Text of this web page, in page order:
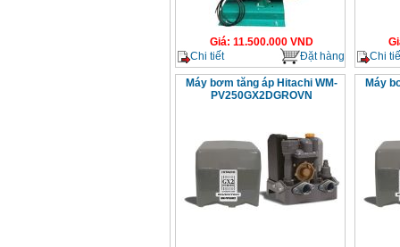
Giá: 11.500.000VND
Chi tiết
Đặt hàng
Chi
Máy bơm tăng áp Hitachi WM-
PV250GX2DGROVN
Máy